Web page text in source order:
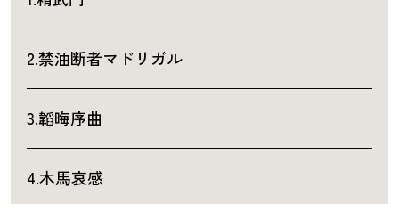
2.禁油断者マドリガル
3.韜晦序曲
4.木馬哀感